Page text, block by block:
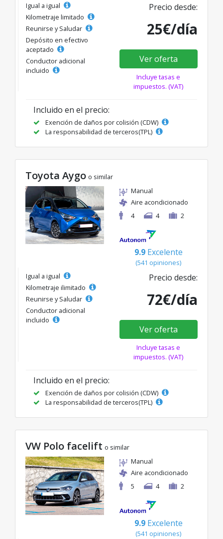
Igual a igual
Kilometraje limitado
Reunirse y Saludar
Depósito en efectivo
aceptado
Conductor adicional
incluido
Precio desde:
25€/día
Ver oferta
Incluye tasas e
impuestos. (VAT)
Incluido en el precio:
Exención de daños por colisión (CDW)
La responsabilidad de terceros(TPL)
Toyota Aygo o similar
Manual
Aire acondicionado
4
4 2
9.9 Excelente
(541 opiniones)
Igual a igual
Kilometraje ilimitado
Reunirse y Saludar
Conductor adicional
incluido
Precio desde:
72€/día
Ver oferta
Incluye tasas e
impuestos. (VAT)
Incluido en el precio:
Exención de daños por colisión (CDW)
La responsabilidad de terceros(TPL)
VW Polo facelift o similar
Manual
Aire acondicionado
5
4 2
9.9 Excelente
(541 opiniones)